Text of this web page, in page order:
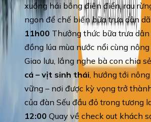
xuồng hái bông điên điển, rau
ngon để chế biến bữa trưa dân
11h00 Thưởng thức bữa trưa
đồng lúa mùa nước nổi cùng nông
Giao lưu, lắng nghe bà con chia
cá – vịt sinh thái, hướng tới
vững – nơi được kỳ vọng trở
của đàn Sếu đầu đỏ trong tương
12:00 Quay về check out khách